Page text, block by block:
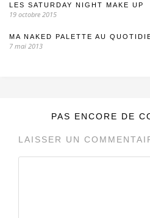
LES SATURDAY NIGHT MAKE UP
19 octobre 2015
MA NAKED PALETTE AU
7 mai 2013
PAS ENCORE DE
LAISSER UN